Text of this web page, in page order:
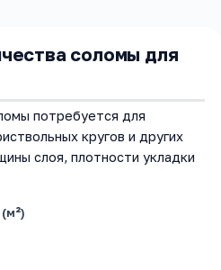
соломы для
потребуется для
кругов и других
слоя, плотности укладки